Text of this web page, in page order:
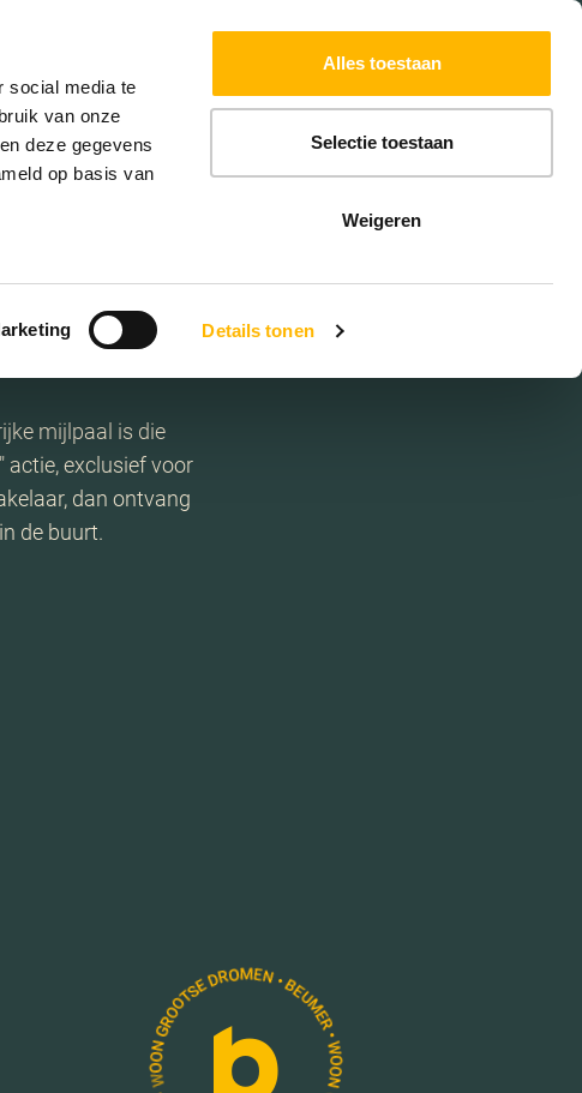
social media te
van onze
deze gegevens
op basis van
Details tonen
Alles toestaan
Selectie toestaan
Weigeren
mijlpaal is die
actie, exclusief voor
dan ontvang
de buurt.